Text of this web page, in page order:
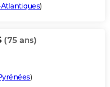
)
(75 ans)
)